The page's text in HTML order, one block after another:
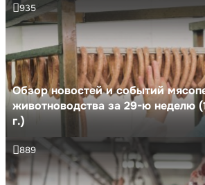
Обзор новостей и событий
животноводства за 29-ю неделю
г.)
935
889